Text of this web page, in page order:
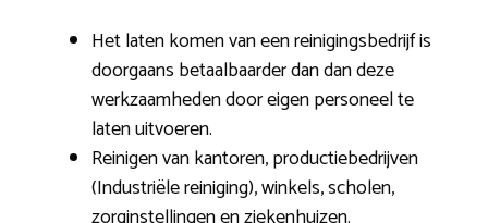
Het laten komen van een reinigingsbedrijf is
doorgaans betaalbaarder dan dan deze
werkzaamheden door eigen personeel te
laten uitvoeren.
Reinigen van kantoren, productiebedrijven
(Industriële reiniging), winkels, scholen,